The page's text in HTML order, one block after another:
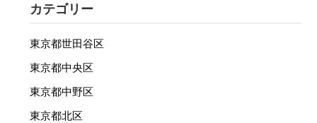
カテゴリー
東京都世田谷区
東京都中央区
東京都中野区
東京都北区